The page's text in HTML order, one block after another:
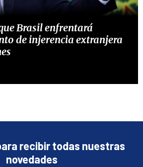
Brasil enfrentará
de injerencia extranjera
recibir todas nuestras
novedades